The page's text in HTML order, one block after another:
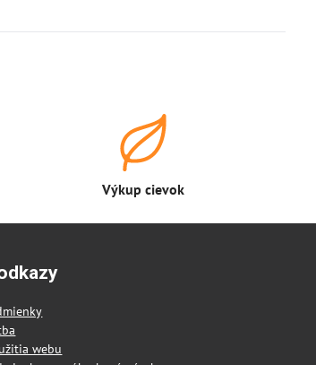
Výkup cievok
webu